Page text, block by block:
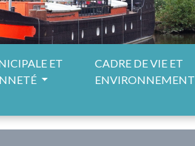
ET
CADRE DE VIE ET
ENVIRONNEMENT